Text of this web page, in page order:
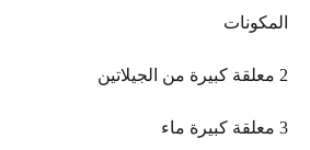
المكونات
2 معلقة كبيرة من الجيلاتين
3 معلقة كبيرة ماء